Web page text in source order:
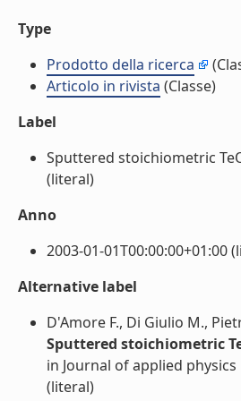
Type
Prodotto della ricerca
Articolo in rivista (Classe)
Label
Sputtered stoichiometric
(literal)
Anno
2003-01-01T00:00:00+01:00
Alternative label
D'Amore F., Di Giulio M.,
Sputtered stoichiometric
in Journal of applied physics
(literal)